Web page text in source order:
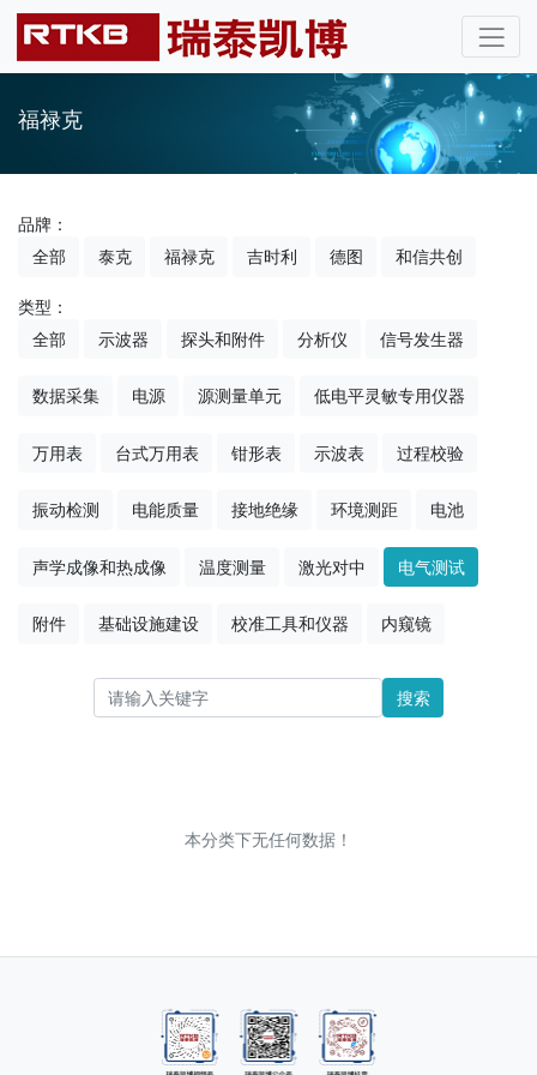
福禄克
品牌：
全部
泰克 福禄克 吉时利 德图 和信共创
类型：
全部
示波器 探头和附件 分析仪 信号发生器
数据采集 电源 源测量单元 低电平灵敏专用仪器
万用表 台式万用表 钳形表 示波表 过程校验
振动检测 电能质量 接地绝缘 环境测距 电池
声学成像和热成像 温度测量 激光对中 电气测试
附件 基础设施建设 校准工具和仪器 内窥镜
搜索
本分类下无任何数据！